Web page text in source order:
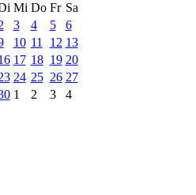
Mi Do Fr Sa
3 4 5
6
10 11 12 13
17 18 19 20
24 25 26 27
1 2 3 4